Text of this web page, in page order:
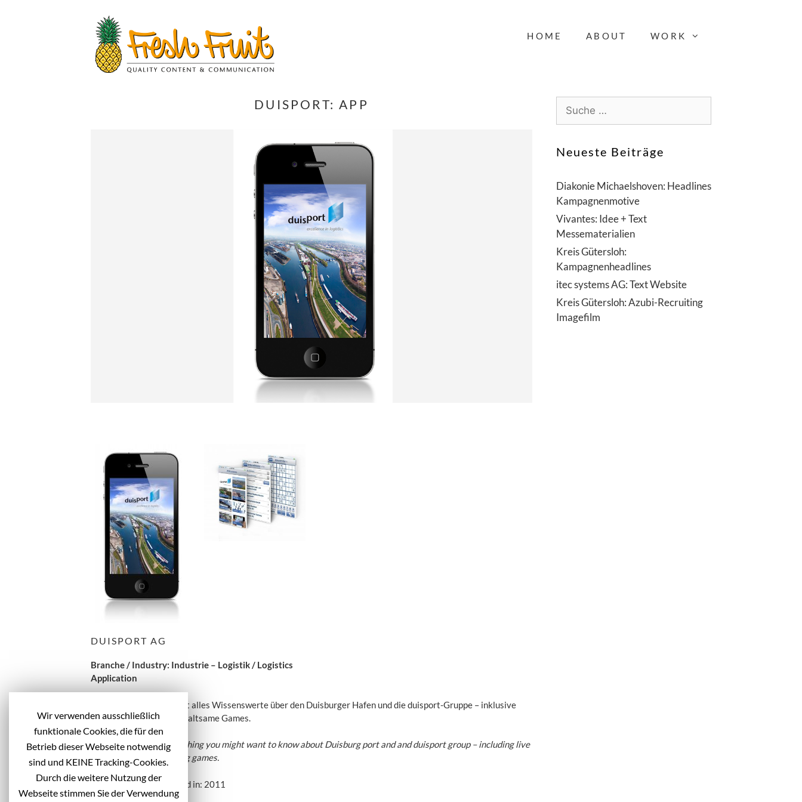
HOME ABOUT WORK
DUISPORT: APP
DUISPORT AG
Branche / Industry: Industrie – Logistik / Logistics
Application
Die Duisport-App enthält alles Wissenswerte über den Duisburger Hafen und die duisport-Gruppe – inklusive
Live Webcam und unterhaltsame Games.
This app contains everything you might want to know about Duisburg port and and duisport group – including live
webcam and entertaining games.
Veröffentlicht / Published in: 2011
h
a
c
h
:
Neueste Beiträge
Diakonie Michaelshoven: Headlines
Kampagnenmotive
Vivantes: Idee + Text
Messematerialien
Kreis Gütersloh:
Kampagnenheadlines
itec systems AG: Text Website
Kreis Gütersloh: Azubi-Recruiting
Imagefilm
Wir verwenden ausschließlich
funktionale Cookies, die für den
Betrieb dieser Webseite notwendig
sind und KEINE Tracking-Cookies.
Durch die weitere Nutzung der
Webseite stimmen Sie der Verwendung